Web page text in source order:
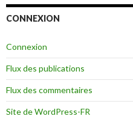
CONNEXION
Connexion
Flux des publications
Flux des commentaires
Site de WordPress-FR